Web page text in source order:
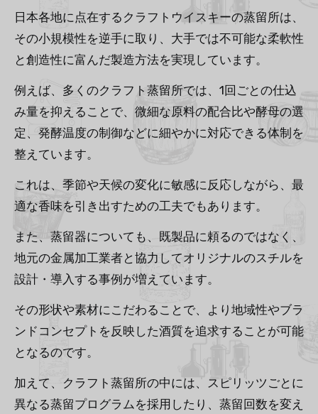
日本各地に点在するクラフトウイスキーの蒸留所は、
その小規模性を逆手に取り、大手では不可能な柔軟性
と創造性に富んだ製造方法を実現しています。
例えば、多くのクラフト蒸留所では、1回ごとの仕込
み量を抑えることで、微細な原料の配合比や酵母の選
定、発酵温度の制御などに細やかに対応できる体制を
整えています。
これは、季節や天候の変化に敏感に反応しながら、最
適な香味を引き出すための工夫でもあります。
また、蒸留器についても、既製品に頼るのではなく、
地元の金属加工業者と協力してオリジナルのスチルを
設計・導入する事例が増えています。
その形状や素材にこだわることで、より地域性やブラ
ンドコンセプトを反映した酒質を追求することが可能
となるのです。
加えて、クラフト蒸留所の中には、スピリッツごとに
異なる蒸留プログラムを採用したり、蒸留回数を変え